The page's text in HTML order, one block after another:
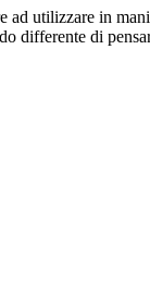
ad utilizzare in
differente di